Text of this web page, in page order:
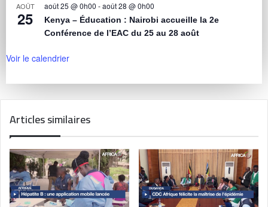
AOÛT
25
août 25 @ 0h00 -août 28 @ 0h00
Kenya – Éducation : Nairobi accueille la 2e
Conférence de l’EAC du 25 au 28 août
Voir le calendrier
Articles similaires